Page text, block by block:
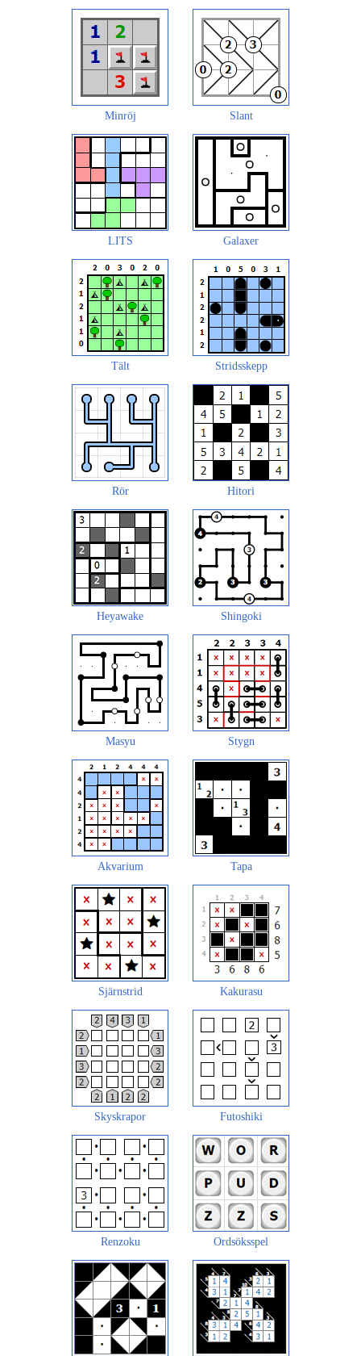
Minröj Slant
LITS Galaxer
Tält Stridsskepp
Rör Hitori
Heyawake Shingoki
Masyu Stygn
Akvarium Tapa
Sjärnstrid Kakurasu
Skyskrapor Futoshiki
Renzoku Ordsöksspel